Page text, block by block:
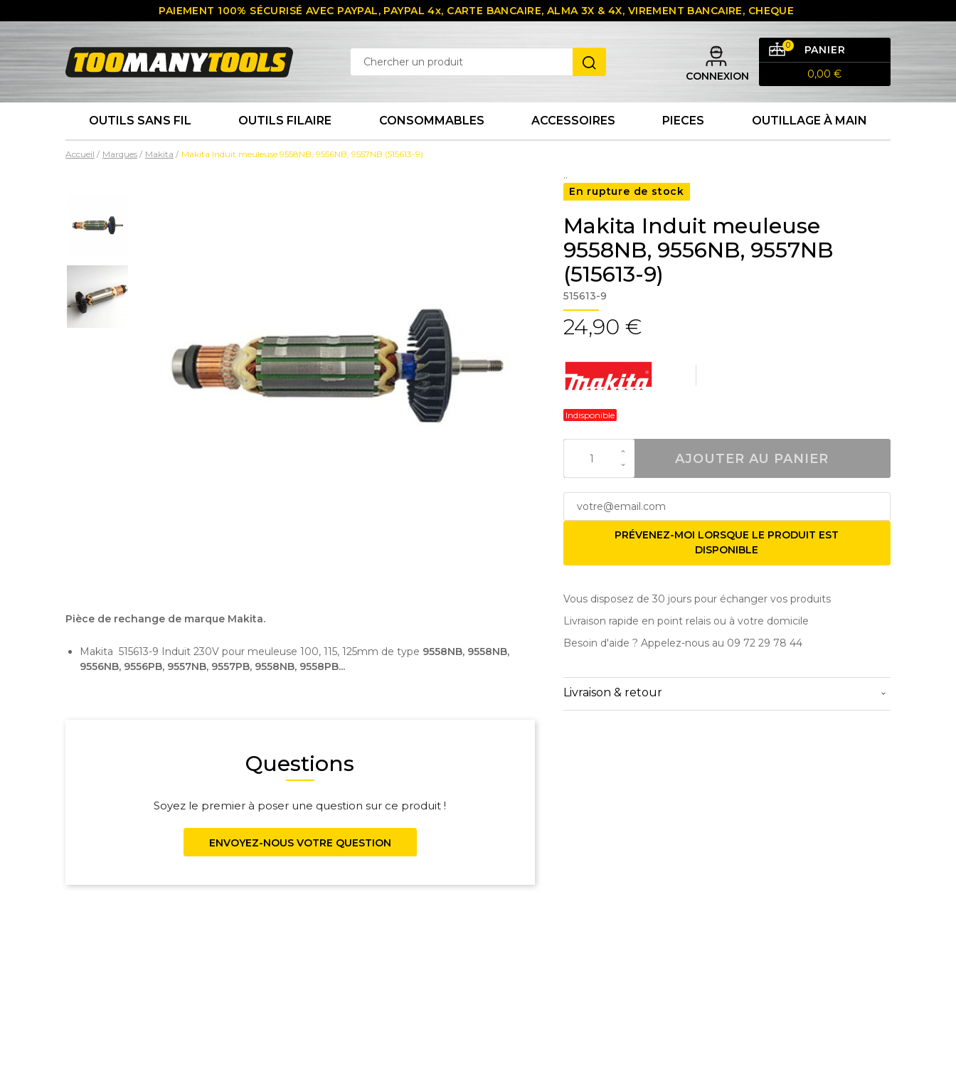
PAIEMENT 100% SÉCURISÉ AVEC PAYPAL, PAYPAL 4x, CARTE BANCAIRE, ALMA 3X & 4X, VIREMENT BANCAIRE, CHEQUE
CONNEXION
PANIER
0
0,00 €
OUTILS SANS FIL OUTILS FILAIRE CONSOMMABLES ACCESSOIRES PIECES OUTILLAGE À MAIN
Accueil Marques Makita Makita Induit meuleuse 9558NB, 9556NB, 9557NB (515613-9)
Pièce de rechange de marque Makita.
Makita 515613-9 Induit 230V pour meuleuse 100, 115, 125mm de type 9558NB, 9558NB,
9556NB, 9556PB, 9557NB, 9557PB, 9558NB, 9558PB...
Questions
Soyez le premier à poser une question sur ce produit !
ENVOYEZ-NOUS VOTRE QUESTION
..
En rupture de stock
Makita Induit meuleuse
9558NB, 9556NB, 9557NB
(515613-9)
515613-9
24,90 €
Indisponible
AJOUTER AU PANIER
PRÉVENEZ-MOI LORSQUE LE PRODUIT EST
DISPONIBLE
Vous disposez de 30 jours pour échanger vos produits
Livraison rapide en point relais ou à votre domicile
Besoin d'aide ? Appelez-nous au 09 72 29 78 44
Livraison & retour